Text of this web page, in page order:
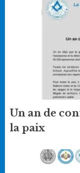
Un an de
la paix